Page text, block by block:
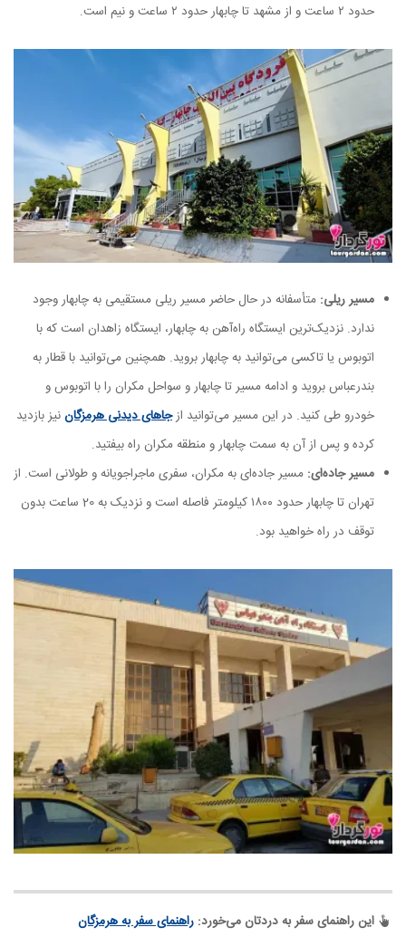
حدود ۲ ساعت و از مشهد تا چابهار حدود ۲ ساعت و نیم است.
مسیر ریلی: متأسفانه در حال حاضر مسیر ریلی مستقیمی به چابهار وجود
ندارد. نزدیک‌ترین ایستگاه راه‌آهن به چابهار، ایستگاه زاهدان است که با
اتوبوس یا تاکسی می‌توانید به چابهار بروید. همچنین می‌توانید با قطار به
بندرعباس بروید و ادامه مسیر تا چابهار و سواحل مکران را با اتوبوس و
خودرو طی کنید. در این مسیر می‌توانید ازجاهای دیدنی هرمزگاننیز بازدید
کرده و پس از آن به سمت چابهار و منطقه مکران راه بیفتید.
مسیر جاده‌ای: مسیر جاده‌ای به مکران، سفری ماجراجویانه و طولانی است. از
تهران تا چابهار حدود ۱۸۰۰ کیلومتر فاصله است و نزدیک به 20 ساعت بدون
توقف در راه خواهید بود.
این راهنمای سفر به دردتان می‌خورد:راهنمای سفر به هرمزگان